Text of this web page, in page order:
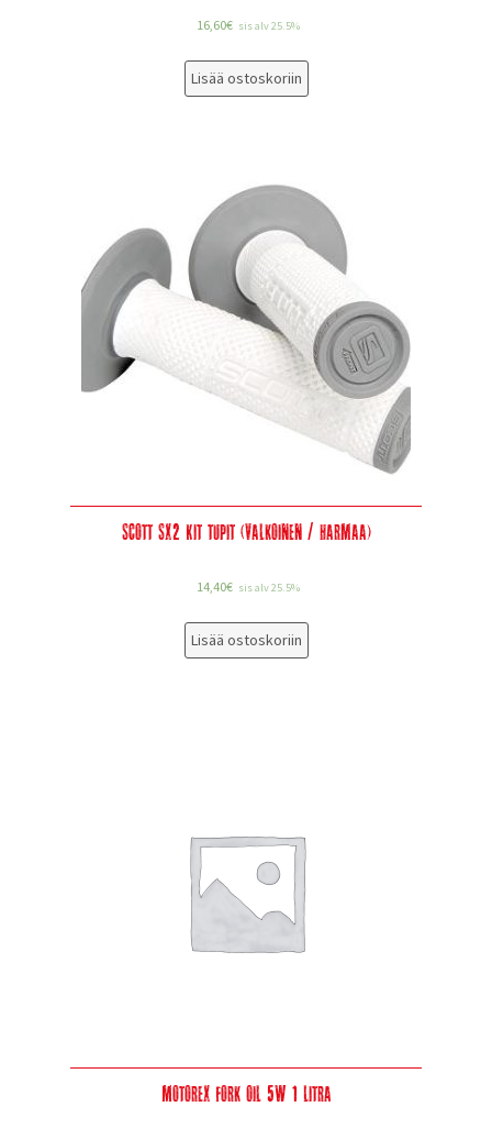
16,60€ sis alv 25.5%
Lisää ostoskoriin
Scott SX2 Kit tupit (valkoinen / harmaa)
14,40€ sis alv 25.5%
Lisää ostoskoriin
Motorex Fork Oil 5W 1 Litra